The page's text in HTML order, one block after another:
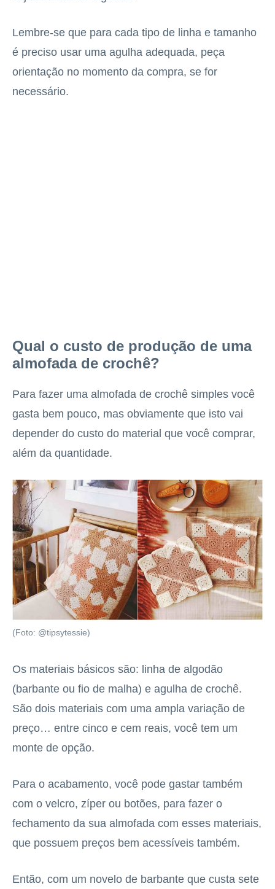
Lembre-se que para cada tipo de linha e tamanho
é preciso usar uma agulha adequada, peça
orientação no momento da compra, se for
necessário.
Qual o custo de produção de uma
almofada de crochê?
Para fazer uma almofada de crochê simples você
gasta bem pouco, mas obviamente que isto vai
depender do custo do material que você comprar,
além da quantidade.
(Foto: @tipsytessie)
Os materiais básicos são: linha de algodão
(barbante ou fio de malha) e agulha de crochê.
São dois materiais com uma ampla variação de
preço… entre cinco e cem reais, você tem um
monte de opção.
Para o acabamento, você pode gastar também
com o velcro, zíper ou botões, para fazer o
fechamento da sua almofada com esses materiais,
que possuem preços bem acessíveis também.
Então, com um novelo de barbante que custa sete